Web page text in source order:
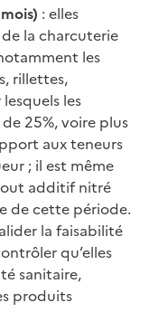
: elles
la charcuterie
les
rillettes,
les
25%, voire plus
aux teneurs
; il est même
additif nitré
de cette période.
la faisabilité
qu’elles
sanitaire,
produits